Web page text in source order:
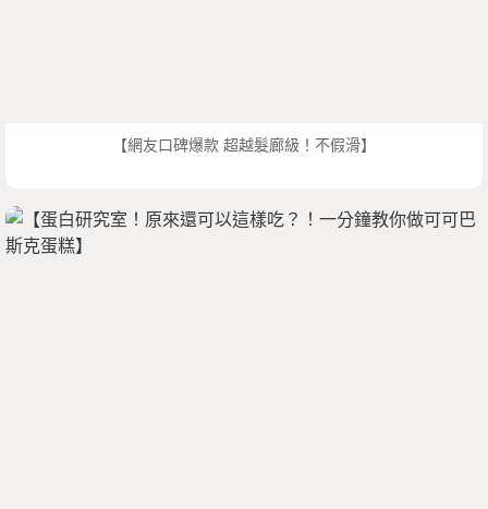
【網友口碑爆款 超越髮廊級！不假滑】